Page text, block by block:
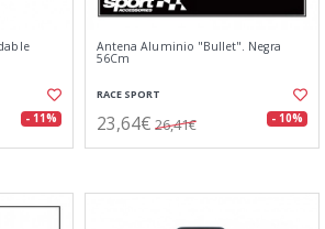
- 11%
Antena Aluminio "Bullet". Negra
56Cm
RACE SPORT
23,64€ 26,41€ - 10%